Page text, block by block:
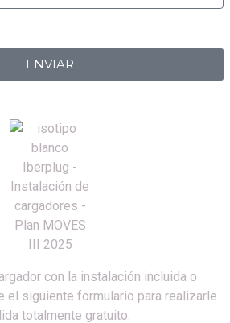
ENVIAR
con la instalación incluida o
el siguiente formulario para realizarle
totalmente gratuito.